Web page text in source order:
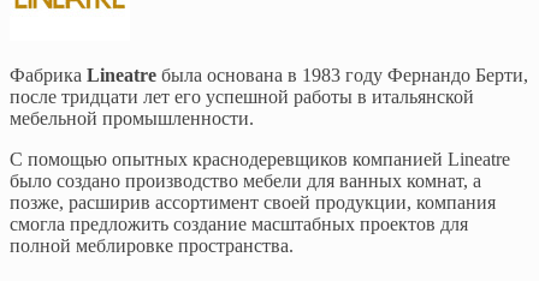
Фабрика Lineatre была основана в 1983 году Фернандо Берти,
после тридцати лет его успешной работы в итальянской
мебельной промышленности.
С помощью опытных краснодеревщиков компанией Lineatre
было создано производство мебели для ванных комнат, а
позже, расширив ассортимент своей продукции, компания
смогла предложить создание масштабных проектов для
полной меблировке пространства.